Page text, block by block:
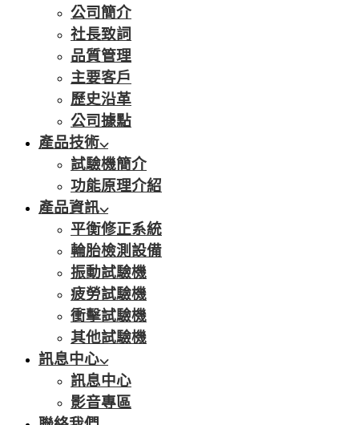
公司簡介
社長致詞
品質管理
主要客戶
歷史沿革
公司據點
產品技術
試驗機簡介
功能原理介紹
產品資訊
平衡修正系統
輪胎檢測設備
振動試驗機
疲勞試驗機
衝擊試驗機
其他試驗機
訊息中心
訊息中心
影音專區